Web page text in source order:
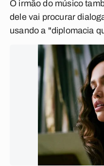
O irmão do músico
dele vai procurar
usando a "diplomacia